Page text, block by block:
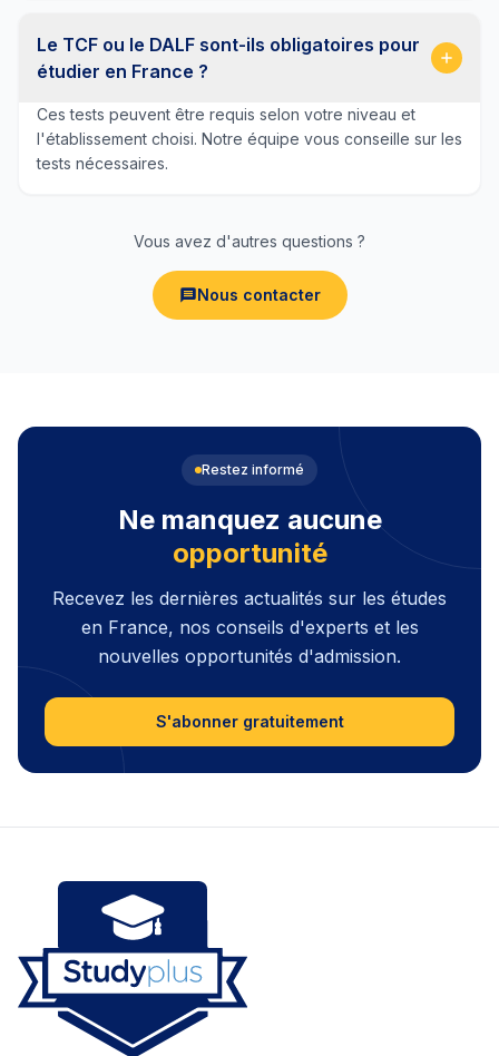
Le TCF ou le DALF sont-ils obligatoires pour
étudier en France ?
Ces tests peuvent être requis selon votre niveau et
l'établissement choisi. Notre équipe vous conseille sur les
tests nécessaires.
Vous avez d'autres questions ?
Nous contacter
Restez informé
Ne manquez aucune
opportunité
Recevez les dernières actualités sur les études
en France, nos conseils d'experts et les
nouvelles opportunités d'admission.
S'abonner gratuitement